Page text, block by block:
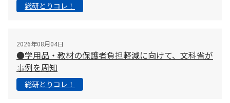
総研とりコレ！
2026年08月04日
●学用品・教材の保護者負担軽減に向けて、文科省が
事例を周知
総研とりコレ！